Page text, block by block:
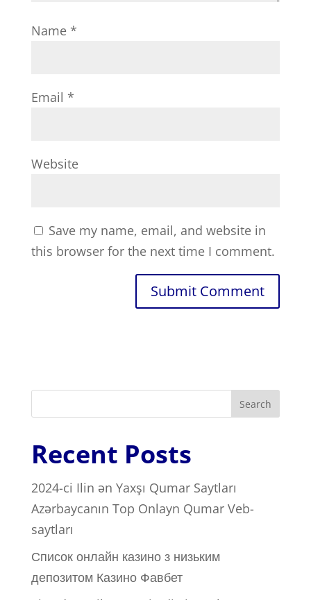
Name *
Email *
Website
Save my name, email, and website in
this browser for the next time I comment.
Search
Recent Posts
2024-ci Ilin ən Yaxşı Qumar Saytları ️
Azərbaycanın Top Onlayn Qumar Veb-
saytları
Список онлайн казино з низьким
депозитом Казино Фавбет